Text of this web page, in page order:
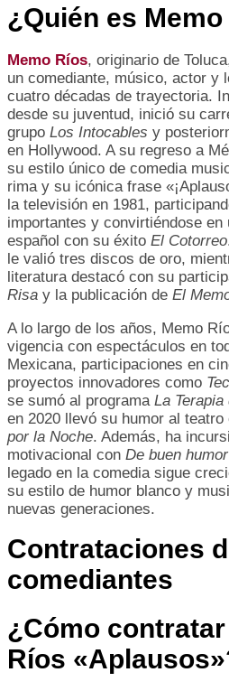
¿Quién es Memo
Memo Ríos, originario de
un comediante, músico, actor y
cuatro décadas de trayectoria.
desde su juventud, inició su
grupo Los Intocables y
en Hollywood. A su regreso a
su estilo único de comedia
rima y su icónica frase
la televisión en 1981,
importantes y convirtiéndose en
español con su éxito El Cotorreo
le valió tres discos de oro,
literatura destacó con su
Risa y la publicación de El
A lo largo de los años, Memo
vigencia con espectáculos en
Mexicana, participaciones en
proyectos innovadores como
se sumó al programa La
en 2020 llevó su humor al teatro
por la Noche. Además, ha
motivacional con De buen
legado en la comedia sigue
su estilo de humor blanco y
nuevas generaciones.
Contrataciones
comediantes
¿Cómo
Ríos